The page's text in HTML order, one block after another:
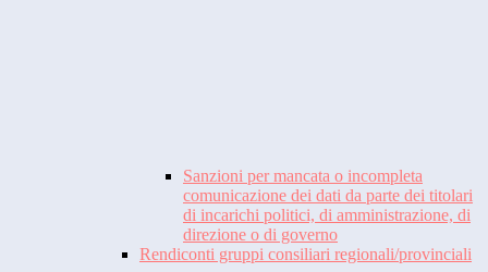
Sanzioni per mancata o incompleta
comunicazione dei dati da parte dei titolari
di incarichi politici, di amministrazione, di
direzione o di governo
Rendiconti gruppi consiliari regionali/provinciali